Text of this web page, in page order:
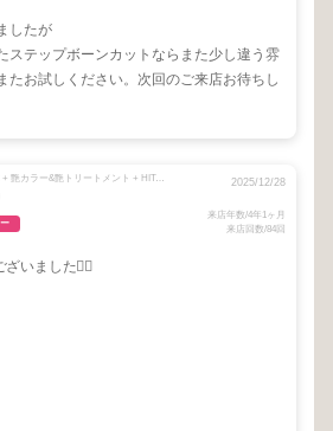
したが
ステップボーンカットならまた少し違う雰
たお試しください。次回のご来店お待ちし
メニュー/ + カラー全体 + 艶カラー&艶トリートメント + HITAトリートメント + ブロー + ☆カラーに入れる魔法のトリートメント 2025/12/28
来店年数/4年1ヶ月
来店回数/84回
いました🙇‍♀️